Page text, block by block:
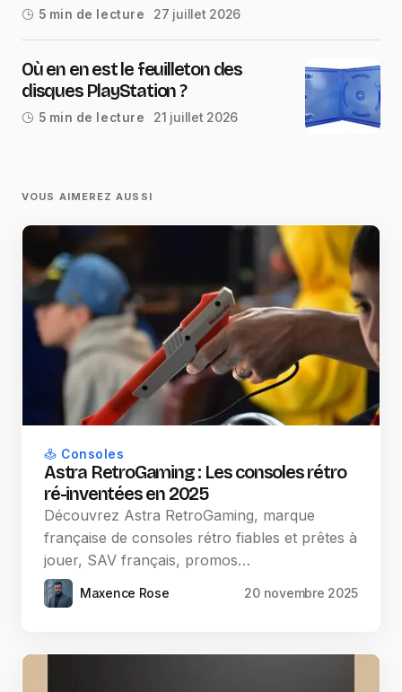
5 min de lecture 27 juillet 2026
Où en en est le feuilleton des
disques PlayStation ?
5 min de lecture 21 juillet 2026
VOUS AIMEREZ AUSSI
Consoles
Astra RetroGaming : Les consoles rétro
ré-inventées en 2025
Découvrez Astra RetroGaming, marque
française de consoles rétro fiables et prêtes à
jouer, SAV français, promos…
Maxence Rose 20 novembre 2025